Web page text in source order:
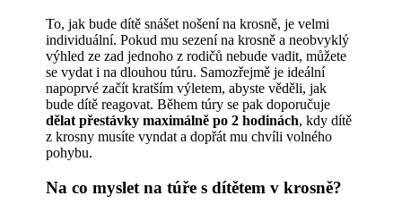
To, jak bude dítě snášet nošení na krosně, je velmi
individuální. Pokud mu sezení na krosně a neobvyklý
výhled ze zad jednoho z rodičů nebude vadit, můžete
se vydat i na dlouhou túru. Samozřejmě je ideální
napoprvé začít kratším výletem, abyste věděli, jak
bude dítě reagovat. Během túry se pak doporučuje
dělat přestávky maximálně po 2 hodinách, kdy dítě
z krosny musíte vyndat a dopřát mu chvíli volného
pohybu.
Na co myslet na túře s dítětem v krosně?